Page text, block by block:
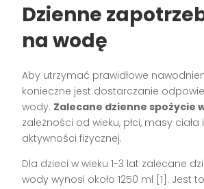
Dzienne
na wodę
Aby utrzymać prawidłowe
konieczne jest dostarczanie
wody. Zalecane dzienne spożycie
zależności od wieku, płci, masy
aktywności fizycznej.
Dla dzieci w wieku 1-3 lat zalecane
wody wynosi około 1250 ml [1]. Jest